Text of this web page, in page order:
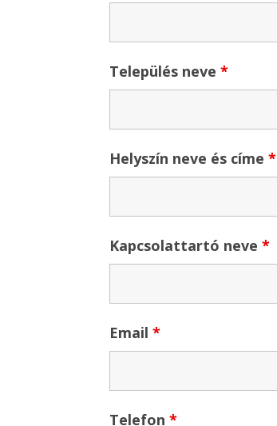
Település neve *
Helyszín neve és címe *
Kapcsolattartó neve *
Email *
Telefon *